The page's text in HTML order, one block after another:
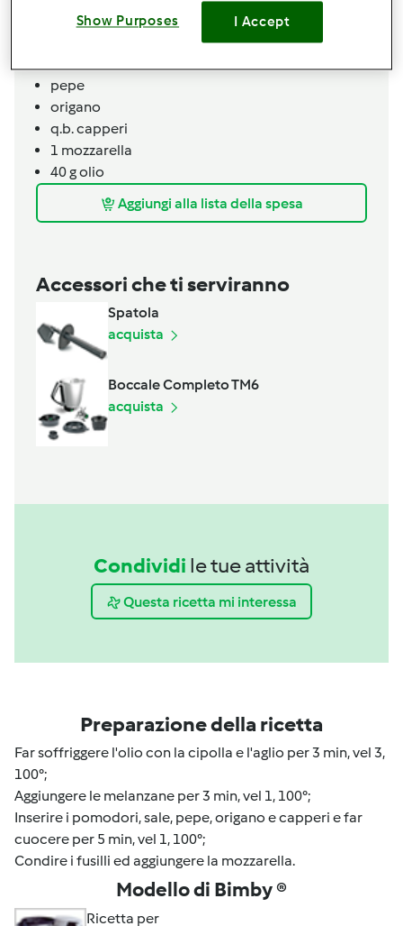
spicchio aglio
pepe
origano
q.b.capperi
1 mozzarella
40golio
Aggiungi alla lista della spesa
Accessori che ti serviranno
Spatola
acquista
Boccale Completo TM6
acquista
Condividi le tue attività
Questa ricetta mi interessa
Preparazione della ricetta
Far soffriggere l'olio con la cipolla e l'aglio per 3 min, vel 3,
100°;
Aggiungere le melanzane per 3 min, vel 1, 100°;
Inserire i pomodori, sale, pepe, origano e capperi e far
cuocere per 5 min, vel 1, 100°;
Condire i fusilli ed aggiungere la mozzarella.
Modello di Bimby ®
Ricetta per
Show Purposes I Accept